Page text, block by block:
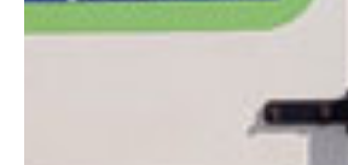
¿Tienes dudas a la hora de elegir la